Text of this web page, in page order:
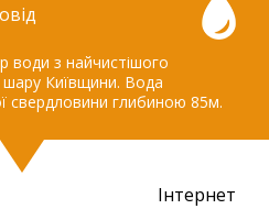
води з найчистішого
Київщини. Вода
свердловини глибиною 85м.
Інтернет